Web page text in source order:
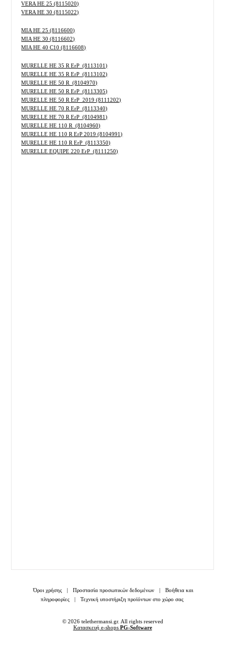
VERA HE 25 (8115020)
VERA HE 30 (8115022)
MIA HE 25 (8116600)
MIA HE 30 (8116602)
MIA HE 40 C10 (8116608)
MURELLE HE 35 R ErP (8113101)
MURELLE HE 35 R ErP (8113102)
MURELLE HE 50 R (8104970)
MURELLE HE 50 R ErP (8113305)
MURELLE HE 50 R ErP 2019 (8111202)
MURELLE HE 70 R ErP (8113340)
MURELLE HE 70 R ErP (8104981)
MURELLE HE 110 R (8104960)
MURELLE HE 110 R ErP 2019 (8104991)
MURELLE HE 110 R ErP (8113350)
MURELLE EQUIPE 220 ErP (8111250)
Όροι χρήσης | Προστασία προσωπικών δεδομένων |
Βοήθεια και
πληροφορίες
| Τεχνική υποστήριξη προϊόντων στο χώρο σας
© 2026 telethermansi.gr. All rights reserved
Κατασκευή e-shops PG-Software